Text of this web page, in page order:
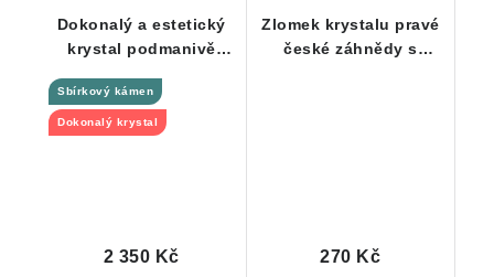
Dokonalý a estetický
krystal podmanivě
Sbírkový kámen
Dokonalý krystal
2 350 Kč
Zlomek krystalu pravé
české záhnědy s
270 Kč